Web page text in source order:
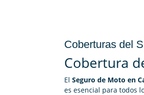
Coberturas del
Cobertura
El Seguro de Moto en
es esencial para todos